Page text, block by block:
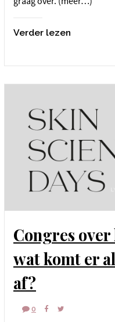
Verder lezen
Congres over het exposoom:
wat komt er
af?
0